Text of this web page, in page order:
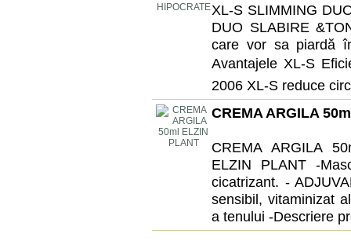
XL-S SLIMMING
DUO SLABIRE
care vor sa piardă
Avantajele XL-S
2006 XL-S reduce
CREMA ARGILA
CREMA ARGILA
ELZIN PLANT -
cicatrizant. -
sensibil, vitaminizat
a tenului -Descriere